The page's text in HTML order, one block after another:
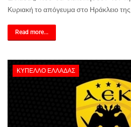
Κυριακή το απόγευμα στο Ηράκλειο
Read more...
ΚΎΠΕΛΛΟ ΕΛΛΆΔΑΣ